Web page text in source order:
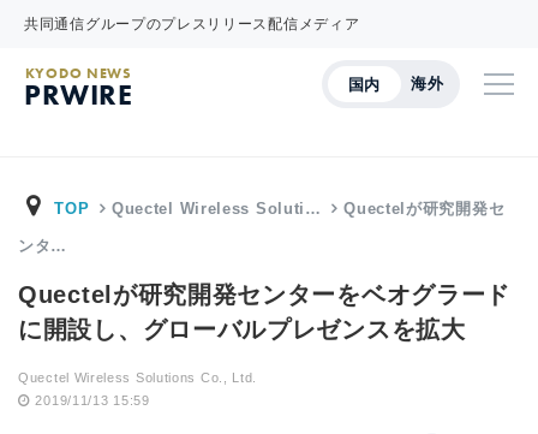
共同通信グループのプレスリリース配信メディア
国内 海外
KYODO NEWS
PRWIRE
TOP Quectel Wireless Soluti… Quectelが研究開発セ
ンタ…
Quectelが研究開発センターをベオグラード
に開設し、グローバルプレゼンスを拡大
Quectel Wireless Solutions Co., Ltd.
2019/11/13 15:59